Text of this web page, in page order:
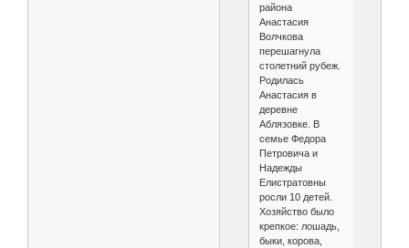
района
Анастасия
Волчкова
перешагнула
столетний рубеж.
Родилась
Анастасия в
деревне
Аблязовке. В
семье Федора
Петровича и
Надежды
Елистратовны
росли 10 детей.
Хозяйство было
крепкое: лошадь,
быки, корова,